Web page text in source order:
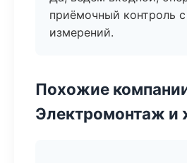
приёмочный контроль
измерений.
Похожие
Электромонтаж и